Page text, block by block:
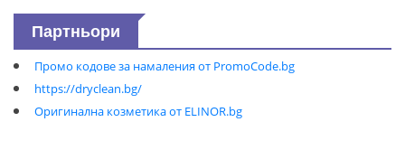
Партньори
Промо кодове за намаления от PromoCode.bg
https://dryclean.bg/
Оригинална козметика от ELINOR.bg